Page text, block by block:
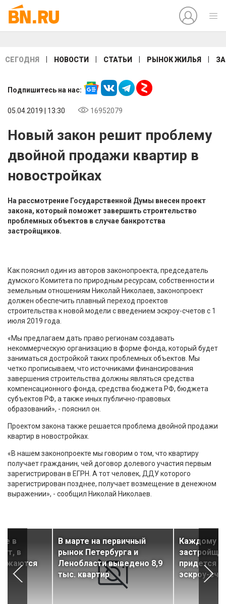
СЕГОДНЯ НОВОСТИ СТАТЬИ РЫНОК ЖИЛЬЯ
Подпишитесь на нас:
05.04.2019 | 13:30 16952079
Новый закон решит проблему
двойной продажи квартир в
новостройках
На рассмотрение Государственной Думы внесен проект
закона, который поможет завершить строительство
проблемных объектов в случае банкротства
застройщиков.
Как пояснил один из авторов законопроекта, председатель
думского Комитета по природным ресурсам, собственности и
земельным отношениям Николай Николаев, законопроект
должен обеспечить плавный переход проектов
строительства к новой модели с введением эскроу-счетов с 1
июля 2019 года.
«Мы предлагаем дать право регионам создавать
некоммерческую организацию в форме фонда, который будет
заниматься достройкой таких проблемных объектов. Мы
четко прописываем, что источниками финансирования
завершения строительства должны являться средства
компенсационного фонда, средства бюджета РФ, бюджета
субъектов РФ, а также иных публично-правовых
образований», - пояснил он.
Проектом закона также решается проблема двойной продажи
квартир в новостройках.
«В нашем законопроекте мы говорим о том, что квартиру
получает гражданин, чей договор долевого участия первым
зарегистрирован в ЕГРН. А тот человек, ДДУ которого
зарегистрирован позднее, получает возмещение в денежном
выражении», - сообщил Николай Николаев.
в
в
В марте на первичный
рынок Петербурга и
Ленобласти выведено 8,9
тыс. квартир
Каждому
придется
эскроу-